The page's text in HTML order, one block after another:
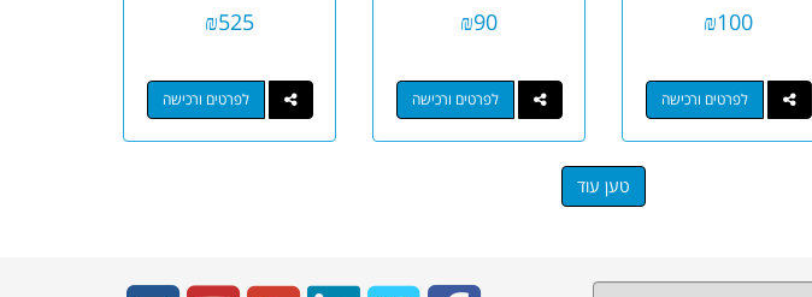
₪100
לפרטים ורכישה
₪90
לפרטים ורכישה
₪525
לפרטים ורכישה
טען עוד